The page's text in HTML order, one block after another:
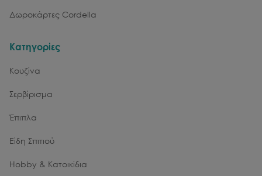
Δωροκάρτες Cordella
Κατηγορίες
Κουζίνα
Σερβίρισμα
Έπιπλα
Είδη Σπιτιού
Hobby & Κατοικίδια